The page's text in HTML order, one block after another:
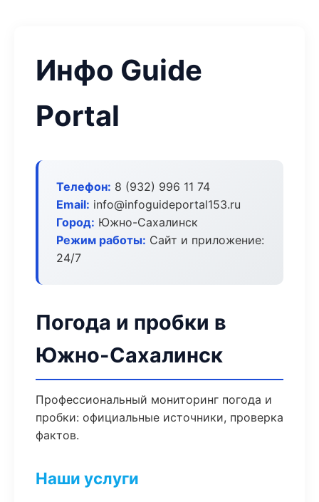
Инфо Guide
Portal
Телефон: 8 (932) 996 11 74
Email: info@infoguideportal153.ru
Город: Южно-Сахалинск
Режим работы: Сайт и приложение:
24/7
Погода и пробки в
Южно-Сахалинск
Профессиональный мониторинг погода и
пробки: официальные источники, проверка
фактов.
Наши услуги